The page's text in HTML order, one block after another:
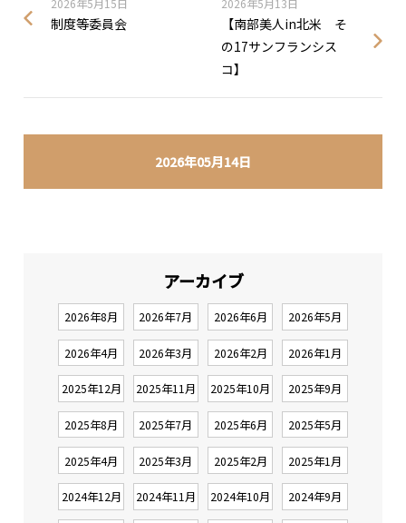
2026年05月14日
2026年5月15日
制度等委員会
2026年5月13日
【南部美人in北米 そ
の17サンフランシス
コ】
アーカイブ
2026年8月 2026年7月 2026年6月 2026年5月
2026年4月 2026年3月 2026年2月 2026年1月
2025年12月 2025年11月 2025年10月 2025年9月
2025年8月 2025年7月 2025年6月 2025年5月
2025年4月 2025年3月 2025年2月 2025年1月
2024年12月 2024年11月 2024年10月 2024年9月